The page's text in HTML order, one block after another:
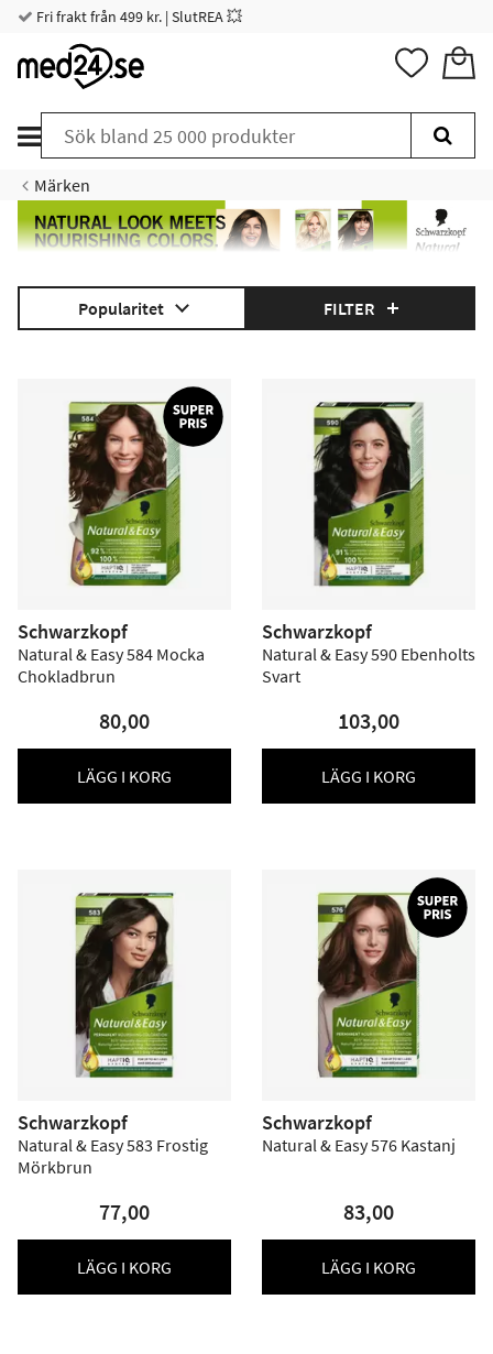
Fri frakt från 499 kr. | SlutREA 💥
Märken
Popularitet FILTER
Schwarzkopf
Natural & Easy 584 Mocka
Chokladbrun
80,00
LÄGG I KORG
Schwarzkopf
Natural & Easy 590 Ebenholts
Svart
103,00
LÄGG I KORG
Schwarzkopf
Natural & Easy 583 Frostig
Mörkbrun
77,00
LÄGG I KORG
Schwarzkopf
Natural & Easy 576 Kastanj
83,00
LÄGG I KORG